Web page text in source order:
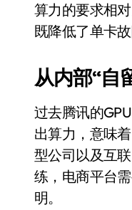
算力的要求相
既降低了单卡
从内部“自
过去腾讯的
出算力，意味
型公司以及互
练，电商平台
明。